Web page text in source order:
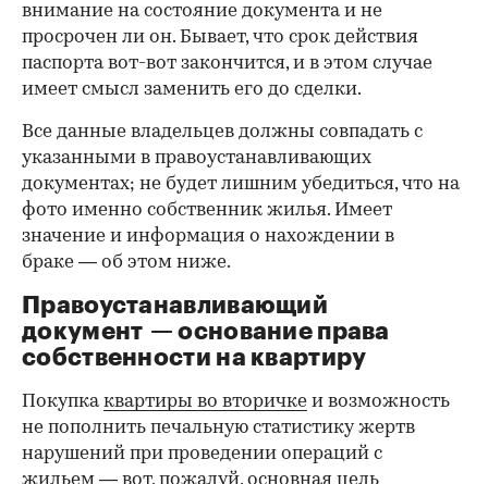
внимание на состояние документа и не
просрочен ли он. Бывает, что срок действия
паспорта вот-вот закончится, и в этом случае
имеет смысл заменить его до сделки.
00:00 / 00:00
Все данные владельцев должны совпадать с
указанными в правоустанавливающих
документах; не будет лишним убедиться, что на
фото именно собственник жилья. Имеет
значение и информация о нахождении в
браке — об этом ниже.
Правоустанавливающий
документ — основание права
собственности на квартиру
Покупкаквартиры во вторичке и возможность
не пополнить печальную статистику жертв
нарушений при проведении операций с